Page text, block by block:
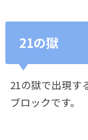
21の獄
21の獄で出現す
ブロックです。